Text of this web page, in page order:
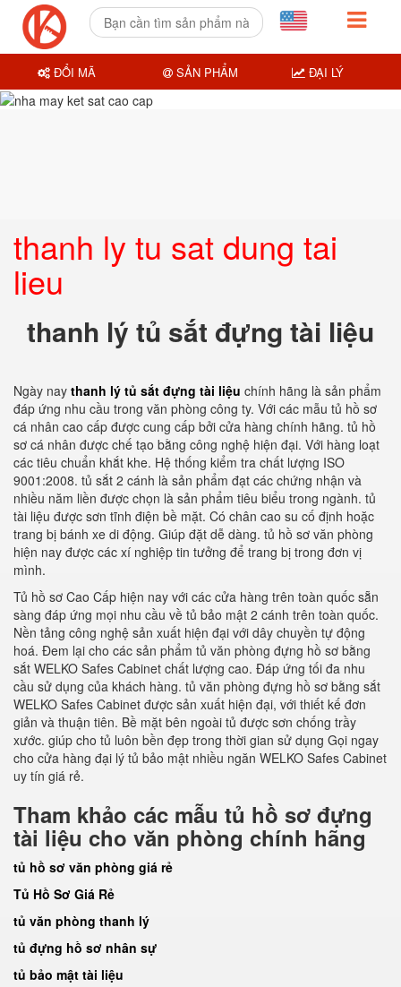
thanh ly tu sat dung tai
lieu
thanh lý tủ sắt đựng tài liệu
Ngày nay thanh lý tủ sắt đựng tài liệu chính hãng là sản phẩm
đáp ứng nhu cầu trong văn phòng công ty. Với các mẫu tủ hồ sơ
cá nhân cao cấp được cung cấp bởi cửa hàng chính hãng. tủ hồ
sơ cá nhân được chế tạo bằng công nghệ hiện đại. Với hàng loạt
các tiêu chuẩn khắt khe. Hệ thống kiểm tra chất lượng ISO
9001:2008. tủ sắt 2 cánh là sản phẩm đạt các chứng nhận và
nhiều năm liền được chọn là sản phẩm tiêu biểu trong ngành. tủ
tài liệu được sơn tĩnh điện bề mặt. Có chân cao su cố định hoặc
trang bị bánh xe di động. Giúp đặt dễ dàng. tủ hồ sơ văn phòng
hiện nay được các xí nghiệp tin tưởng để trang bị trong đơn vị
mình.
Tủ hồ sơ Cao Cấp hiện nay với các cửa hàng trên toàn quốc sẵn
sàng đáp ứng mọi nhu cầu về tủ bảo mật 2 cánh trên toàn quốc.
Nền tảng công nghệ sản xuất hiện đại với dây chuyền tự động
hoá. Đem lại cho các sản phẩm tủ văn phòng đựng hồ sơ bằng
sắt WELKO Safes Cabinet chất lượng cao. Đáp ứng tối đa nhu
cầu sử dụng của khách hàng. tủ văn phòng đựng hồ sơ bằng sắt
WELKO Safes Cabinet được sản xuất hiện đại, với thiết kế đơn
giản và thuận tiên. Bề mặt bên ngoài tủ được sơn chống trầy
xước. giúp cho tủ luôn bền đẹp trong thời gian sử dụng Gọi ngay
cho cửa hàng đại lý tủ bảo mật nhiều ngăn WELKO Safes Cabinet
uy tín giá rẻ.
Tham khảo các mẫu tủ hồ sơ đựng
tài liệu cho văn phòng chính hãng
tủ hồ sơ văn phòng giá rẻ
Tủ Hồ Sơ Giá Rẻ
tủ văn phòng thanh lý
tủ đựng hồ sơ nhân sự
tủ bảo mật tài liệu
ĐỔI MÃ SẢN PHẨM ĐẠI LÝ